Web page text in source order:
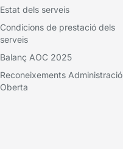
Estat dels serveis
Condicions de prestació dels
serveis
Balanç AOC 2025
Reconeixements Administració
Oberta